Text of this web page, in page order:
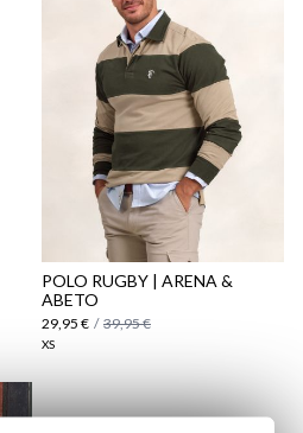
aquí
aquí
POLO RUGBY | ARENA &
ABETO
29,95 € / 39,95 €
XS